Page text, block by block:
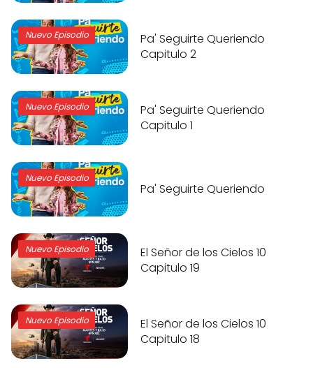
Nuevo Episodio
Pa' Seguirte Queriendo
Capitulo 2
Nuevo Episodio
Pa' Seguirte Queriendo
Capitulo 1
Nuevo Episodio
Pa' Seguirte Queriendo
Nuevo Episodio
El Señor de los Cielos 10
Capitulo 19
Nuevo Episodio
El Señor de los Cielos 10
Capitulo 18